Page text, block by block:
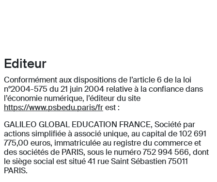
Editeur
Conformément aux dispositions de l’article 6 de la loi
n°2004-575 du 21 juin 2004 relative à la confiance dans
l’économie numérique, l’éditeur du site
https://www.psbedu.paris/frest :
GALILEO GLOBAL EDUCATION FRANCE, Société par
actions simplifiée à associé unique, au capital de 102 691
775,00 euros, immatriculée au registre du commerce et
des sociétés de PARIS, sous le numéro 752 994 566, dont
le siège social est situé 41 rue Saint Sébastien 75011
PARIS.